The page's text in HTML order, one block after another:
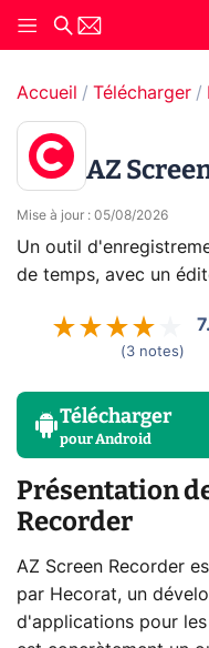
Accueil Télécharger
AZ
Mise à jour : 05/08/2026
Un outil
de temps, avec un
(3 notes)
Télécharger
pourAndroid
Présentation
Recorder
AZ Screen Recorder
par Hecorat, un
d'applications pour